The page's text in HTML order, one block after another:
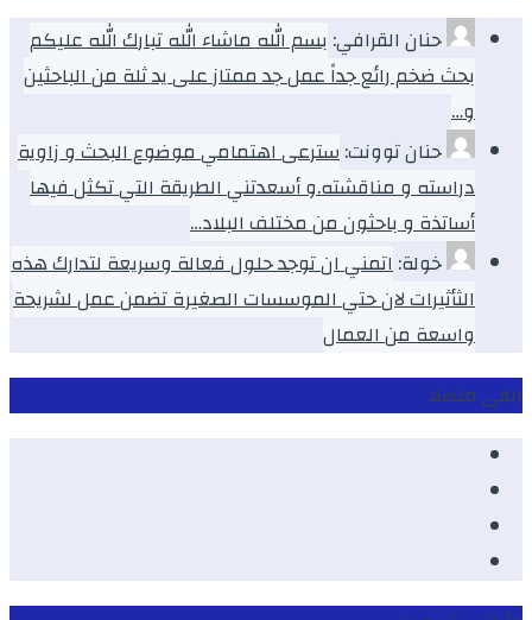
حنان القرافي: بسم الله ماشاء الله تبارك الله عليكم
بحث ضخم رائع جداً عمل جد ممتاز على يد ثلة من الباحثين
و…
حنان توونت:سترعى اهتمامي موضوع البحث و زاوية
دراسته و مناقشته.و أسعدتني الطريقة التي تكثل فيها
أساتذة و باحثون من مختلف البلاد…
خولة:اتمني ان توجد حلول فعالة وسريعة لتدارك هذه
الثأثيرات لان حتي الموسسات الصغيرة تضمن عمل لشريحة
واسعة من العمال
ابقى متصلا